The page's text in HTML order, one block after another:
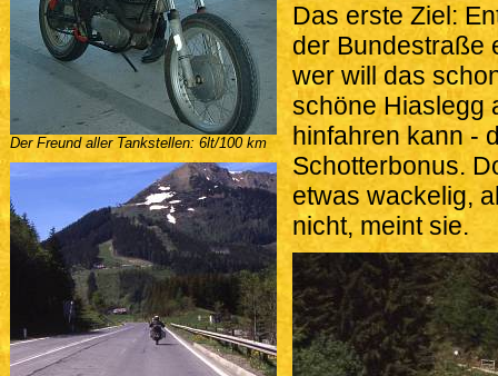
Der Freund aller Tankstellen: 6lt/100 km
Das erste Ziel:
der Bundestraße
wer will das
schöne Hiaslegg
hinfahren kann -
Schotterbonus.
etwas wackelig,
nicht, meint sie.